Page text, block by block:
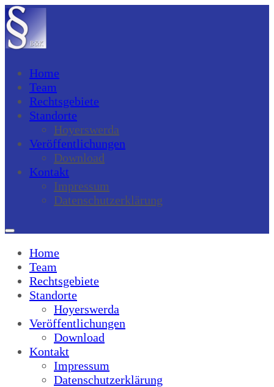
Home
Team
Rechtsgebiete
Standorte
Hoyerswerda
Veröffentlichungen
Download
Kontakt
Impressum
Datenschutzerklärung
Home
Team
Rechtsgebiete
Standorte
Hoyerswerda
Veröffentlichungen
Download
Kontakt
Impressum
Datenschutzerklärung